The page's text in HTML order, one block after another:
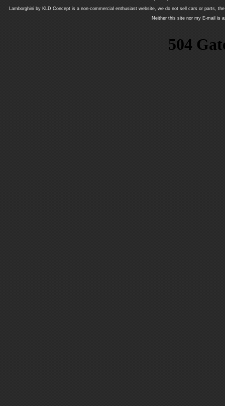
Lamborghini by KLD Concept is a non-commercial enthusiast website, we do not sell cars or parts,
Neither this site nor my E-mail is